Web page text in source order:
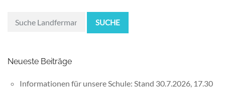
SUCHE
Neueste Beiträge
Informationen für unsere Schule: Stand 30.7.2026, 17.30